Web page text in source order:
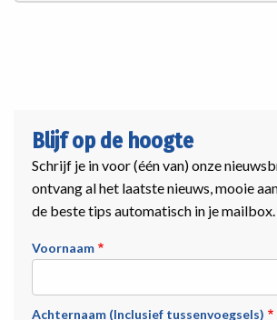
Blijf op de hoogte
Schrijf je in voor (één van) onze
ontvang al het laatste nieuws, mooie
de beste tips automatisch in je mailbox.
Voornaam
Achternaam (Inclusief tussenvoegsels)